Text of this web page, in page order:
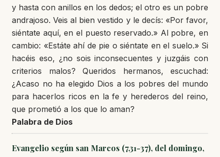
y hasta con anillos en los dedos; el otro es un pobre
andrajoso. Veis al bien vestido y le decís: «Por favor,
siéntate aquí, en el puesto reservado.» Al pobre, en
cambio: «Estáte ahí de pie o siéntate en el suelo.» Si
hacéis eso, ¿no sois inconsecuentes y juzgáis con
criterios malos? Queridos hermanos, escuchad:
¿Acaso no ha elegido Dios a los pobres del mundo
para hacerlos ricos en la fe y herederos del reino,
que prometió a los que lo aman?
Palabra de Dios
Evangelio según san Marcos (7,31-37), del domingo,